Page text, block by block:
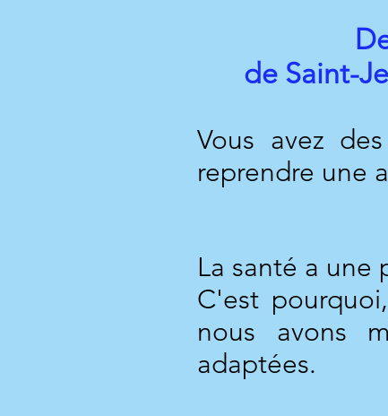
de Saint-
Vous avez
reprendre une
La santé a une
C'est
nous avons
adaptées.